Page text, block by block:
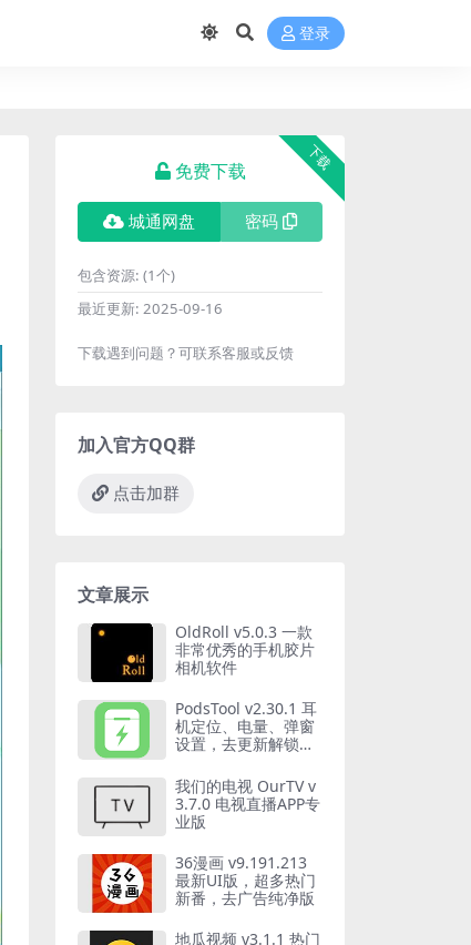
登录
下载
免费下载
城通网盘 密码
包含资源: (1个)
最近更新: 2025-09-16
下载遇到问题？可联系客服或反馈
加入官方QQ群
点击加群
文章展示
OldRoll v5.0.3 一款
非常优秀的手机胶片
相机软件
PodsTool v2.30.1 耳
机定位、电量、弹窗
设置，去更新解锁专
我们的电视 OurTV v
3.7.0 电视直播APP专
业版
36漫画 v9.191.213
最新UI版，超多热门
新番，去广告纯净版
地瓜视频 v3.1.1 热门